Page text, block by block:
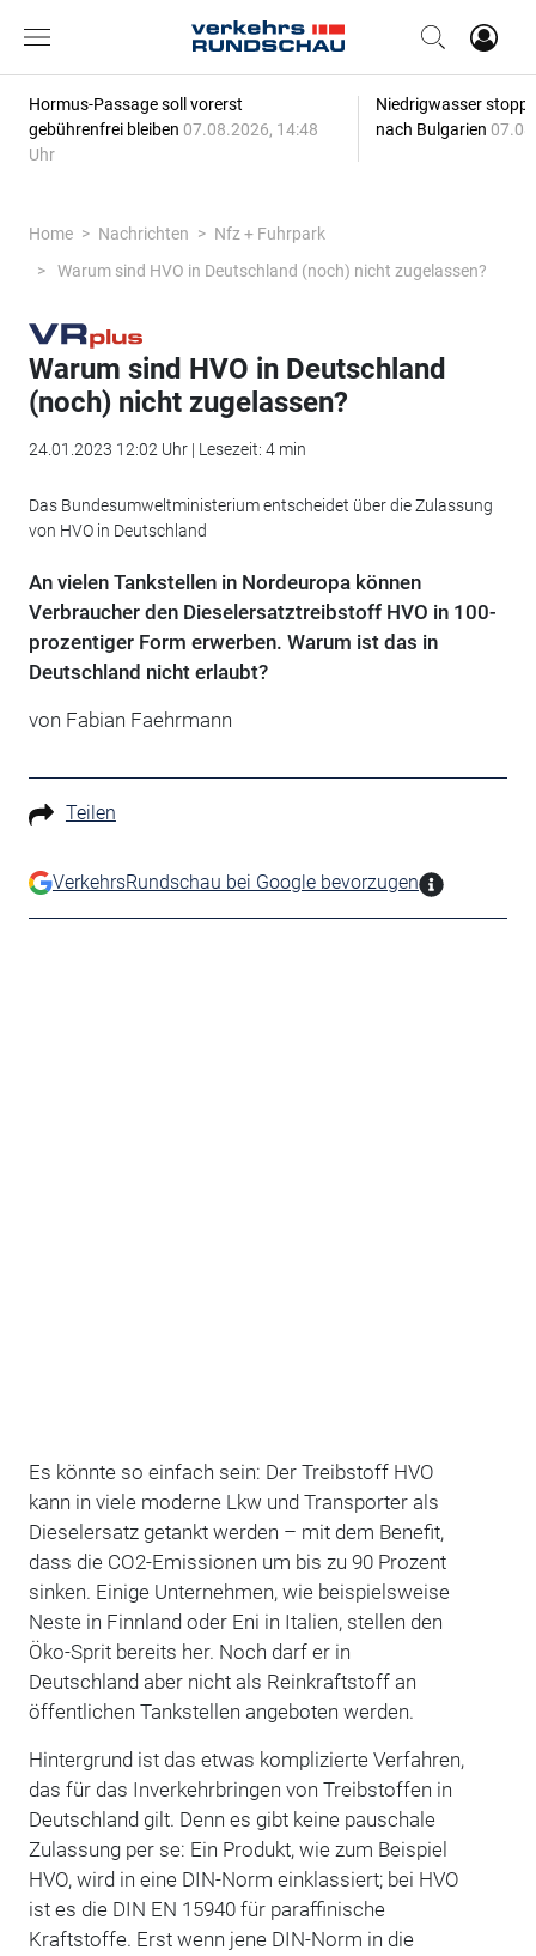
Hormus-Passage soll vorerst
gebührenfrei bleiben 07.08.2026, 14:48
Uhr
Niedrigwasser
nach Bulgarien
Home Nachrichten
Nfz + Fuhrpark
Warum sind HVO in Deutschland (noch) nicht zugelassen?
Warum sind HVO in Deutschland
(noch) nicht zugelassen?
24.01.2023 12:02 Uhr | Lesezeit: 4 min
Das Bundesumweltministerium entscheidet über die Zulassung
von HVO in Deutschland
An vielen Tankstellen in Nordeuropa können
Verbraucher den Dieselersatztreibstoff HVO in 100-
prozentiger Form erwerben. Warum ist das in
Deutschland nicht erlaubt?
von Fabian Faehrmann
Teilen
VerkehrsRundschau bei Google bevorzugen
Es könnte so einfach sein: Der Treibstoff HVO
kann in viele moderne Lkw und Transporter als
Dieselersatz getankt werden – mit dem Benefit,
dass die CO2-Emissionen um bis zu 90 Prozent
sinken. Einige Unternehmen, wie beispielsweise
Neste in Finnland oder Eni in Italien, stellen den
Öko-Sprit bereits her. Noch darf er in
Deutschland aber nicht als Reinkraftstoff an
öffentlichen Tankstellen angeboten werden.
Hintergrund ist das etwas komplizierte Verfahren,
das für das Inverkehrbringen von Treibstoffen in
Deutschland gilt. Denn es gibt keine pauschale
Zulassung per se: Ein Produkt, wie zum Beispiel
HVO, wird in eine DIN-Norm einklassiert; bei HVO
ist es die DIN EN 15940 für paraffinische
Kraftstoffe. Erst wenn jene DIN-Norm in die